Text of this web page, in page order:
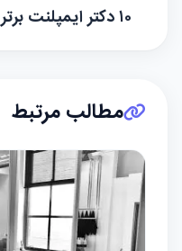
۱۰ دکتر ایمپلنت برتر ایران (۱۴۰۴): لیست کامل…
مطالب مرتبط